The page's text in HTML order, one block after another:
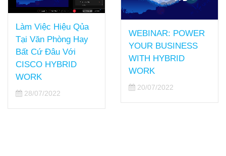
Làm Việc Hiệu Qủa
Tại Văn Phòng Hay
Bất Cứ Đâu Với
CISCO HYBRID
WORK
28/07/2022
WEBINAR: POWER
YOUR BUSINESS
WITH HYBRID
WORK
20/07/2022